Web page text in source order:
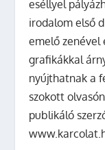
eséllyel
irodalom első
emelő zenével
grafikákkal
nyújthatnak a
szokott
publikáló